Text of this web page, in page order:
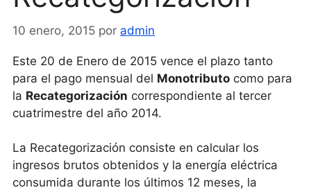
10 enero, 2015 por admin
Este 20 de Enero de 2015 vence el plazo tanto
para el pago mensual del Monotributo como para
la Recategorización correspondiente al tercer
cuatrimestre del año 2014.
La Recategorización consiste en calcular los
ingresos brutos obtenidos y la energía eléctrica
consumida durante los últimos 12 meses, la